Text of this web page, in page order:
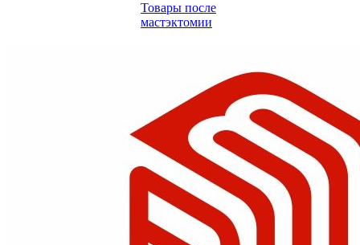
Товары после
мастэктомии